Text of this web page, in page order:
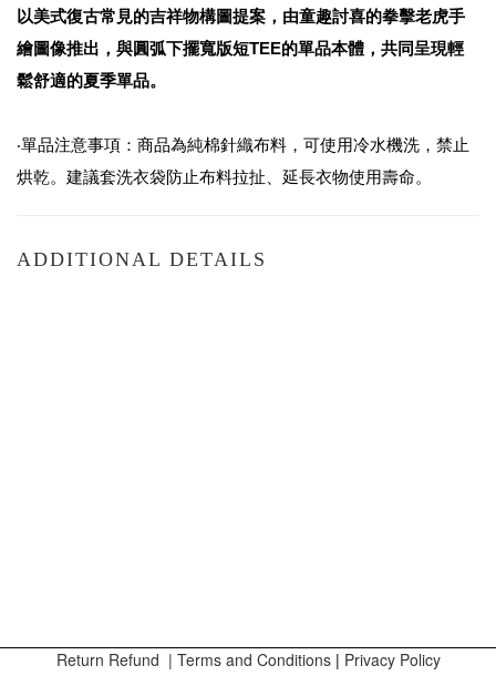
以美式復古常見的吉祥物構圖提案，由童趣討喜的拳擊老虎手
繪圖像推出，與圓弧下擺寬版短TEE的單品本體，共同呈現輕
鬆舒適的夏季單品。
‧單品注意事項：商品為純棉針織布料，可使用冷水機洗，禁止
烘乾。建議套洗衣袋防止布料拉扯、延長衣物使用壽命。
ADDITIONAL DETAILS
Return Refund | Terms and Conditions| Privacy Policy